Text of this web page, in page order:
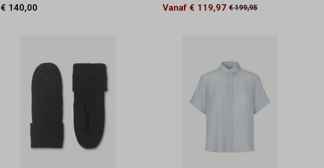
€ 140,00 Vanaf € 119,97 € 199,95